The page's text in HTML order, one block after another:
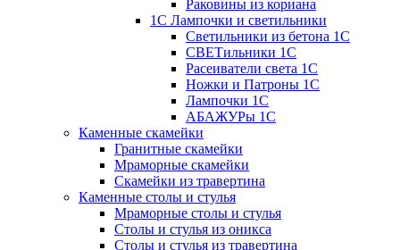
Раковины из кориана
1С Лампочки и светильники
Светильники из бетона 1С
СВЕТильники 1С
Расеиватели света 1С
Ножки и Патроны 1С
Лампочки 1С
АБАЖУРы 1С
Каменные скамейки
Гранитные скамейки
Мраморные скамейки
Скамейки из травертина
Каменные столы и стулья
Мраморные столы и стулья
Столы и стулья из оникса
Столы и стулья из травертина